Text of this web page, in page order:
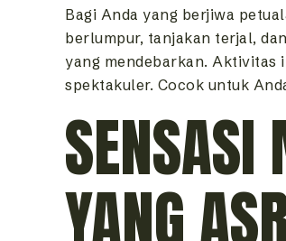
Bagi Anda yang berjiwa
berlumpur, tanjakan terjal,
yang mendebarkan. Aktivitas
spektakuler. Cocok untuk
SENSASI
YANG